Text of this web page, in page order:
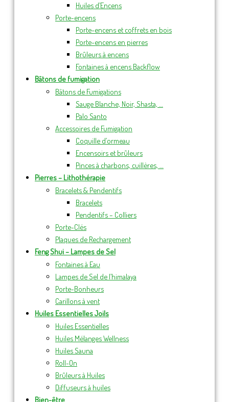
Huiles d’Encens
Porte-encens
Porte-encens et coffrets en bois
Porte-encens en pierres
Brûleurs à encens
Fontaines à encens Backflow
Bâtons de fumigation
Bâtons de Fumigations
Sauge Blanche, Noir, Shasta, …
Palo Santo
Accessoires de Fumigation
Coquille d’ormeau
Encensoirs et brûleurs
Pinces à charbons, cuillères, …
Pierres – Lithothérapie
Bracelets & Pendentifs
Bracelets
Pendentifs – Colliers
Porte-Clés
Plaques de Rechargement
Feng Shui – Lampes de Sel
Fontaines à Eau
Lampes de Sel de l’himalaya
Porte-Bonheurs
Carillons à vent
Huiles Essentielles Joils
Huiles Essentielles
Huiles Mélanges Wellness
Huiles Sauna
Roll-On
Brûleurs à Huiles
Diffuseurs à huiles
Bien-être